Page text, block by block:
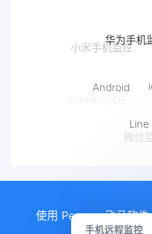
小米手机监控
华为手机
HarmonyOS
Android
微信
Line
使用 Pegasus飞马软
手机远程监控